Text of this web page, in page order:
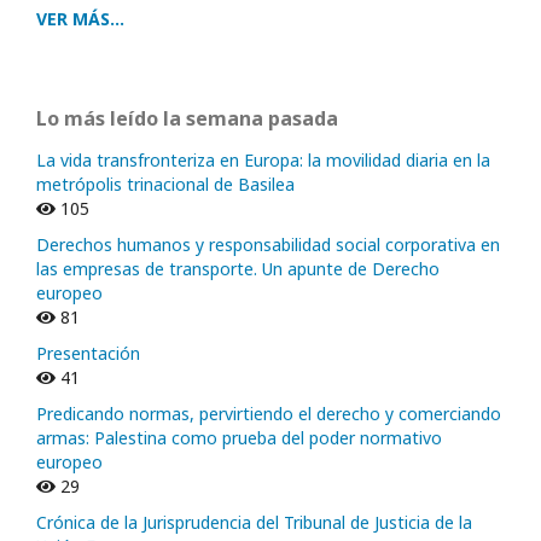
VER MÁS...
Lo más leído la semana pasada
La vida transfronteriza en Europa: la movilidad diaria en la
metrópolis trinacional de Basilea
105
Derechos humanos y responsabilidad social corporativa en
las empresas de transporte. Un apunte de Derecho
europeo
81
Presentación
41
Predicando normas, pervirtiendo el derecho y comerciando
armas: Palestina como prueba del poder normativo
europeo
29
Crónica de la Jurisprudencia del Tribunal de Justicia de la